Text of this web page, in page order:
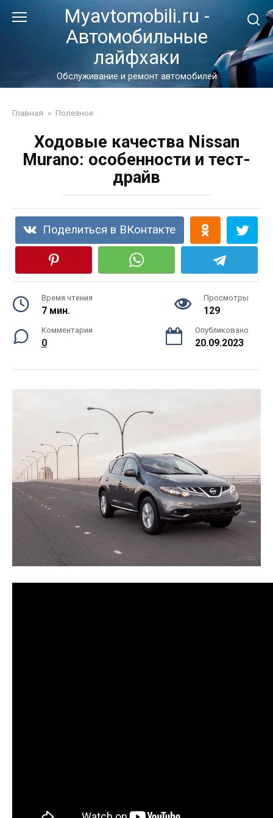
Myavtomobili.ru -
Автомобильные
лайфхаки
Обслуживание и ремонт автомобилей
Главная » Полезное
Ходовые качества Nissan
Murano: особенности и тест-
драйв
Поделиться в ВКонтакте
Время чтения
7 мин.
Просмотры
129
Комментарии
0
Опубликовано
20.09.2023